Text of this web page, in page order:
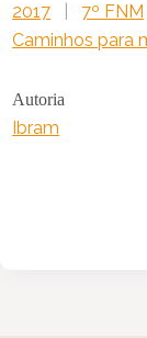
2017 7º FNM
Caminhos para
Autoria
Ibram